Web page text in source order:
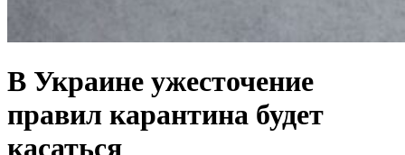
В Украине ужесточение
правил карантина будет
касаться